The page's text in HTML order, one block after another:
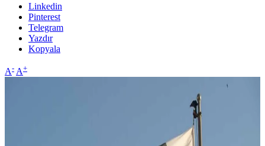
Linkedin
Pinterest
Telegram
Yazdır
Kopyala
A- A+